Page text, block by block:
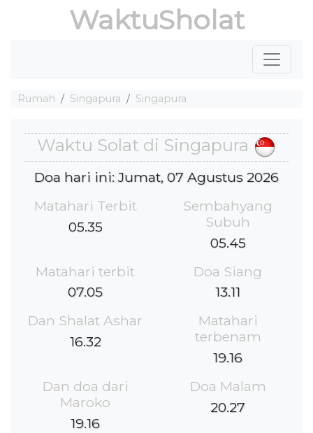
WaktuSholat
Rumah Singapura Singapura
Waktu Solat di Singapura
Doa hari ini: Jumat, 07 Agustus 2026
Matahari Terbit
05.35
Sembahyang
Subuh
05.45
Matahari terbit
07.05
Doa Siang
13.11
Dan Shalat Ashar
16.32
Matahari
terbenam
19.16
Dan doa dari
Maroko
19.16
Doa Malam
20.27